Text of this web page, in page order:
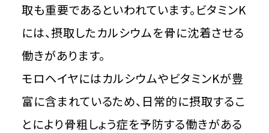
取も重要であるといわれています。ビタミンK
には、摂取したカルシウムを骨に沈着させる
働きがあります。
モロヘイヤにはカルシウムやビタミンKが豊
富に含まれているため、日常的に摂取するこ
とにより骨粗しょう症を予防する働きがある